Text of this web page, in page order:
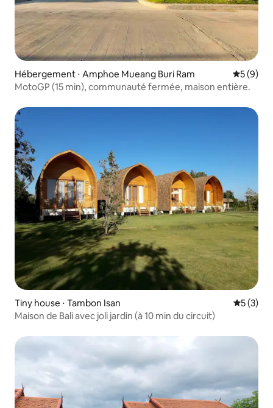
Hébergement ⋅ Amphoe Mueang Buri Ram
5 (9)
MotoGP (15 min), communauté fermée, maison entière.
Tiny house ⋅ Tambon Isan
5 (3)
Maison de Bali avec joli jardin (à 10 min du circuit)